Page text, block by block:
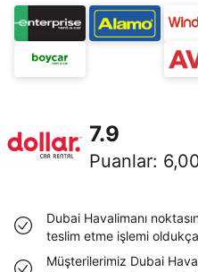
7.9
Puanlar:
Dubai Havalimanı
teslim etme işlemi oldukça
Müşterilerimiz Dubai